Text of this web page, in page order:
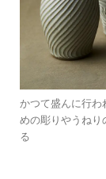
かつて盛んに行わ
めの彫りやうねり
る